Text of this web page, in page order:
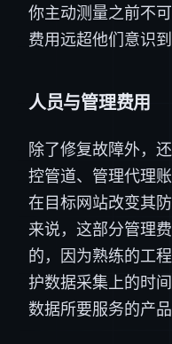
你主动测量之前不
费用远超他们意识到
人员与管理费用
除了修复故障外，
控管道、管理代理
在目标网站改变其
来说，这部分管理
的，因为熟练的工
护数据采集上的时
数据所要服务的产品